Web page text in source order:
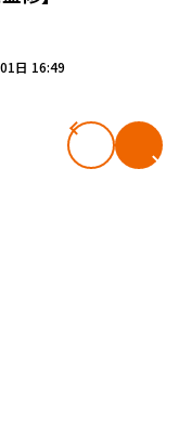
日 16:49